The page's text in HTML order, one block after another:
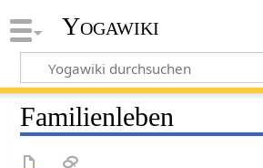
Yogawiki
Familienleben